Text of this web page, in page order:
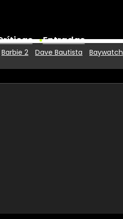
Entradas
Premios
Barbie 2 Dave Bautista Baywatch